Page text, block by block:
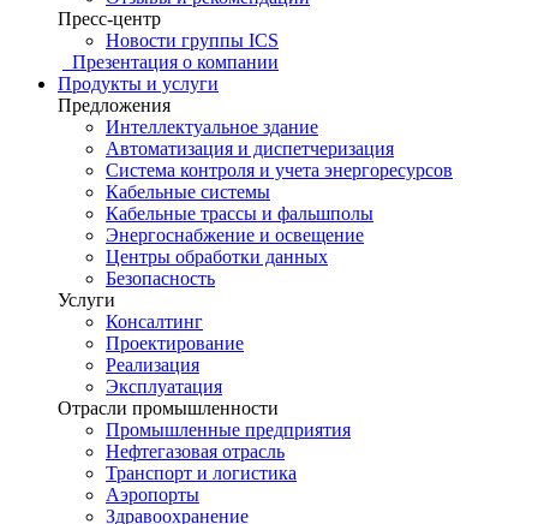
Пресс-центр
Новости группы ICS
Презентация о компании
Продукты и услуги
Предложения
Интеллектуальное здание
Автоматизация и диспетчеризация
Система контроля и учета энергоресурсов
Кабельные системы
Кабельные трассы и фальшполы
Энергоснабжение и освещение
Центры обработки данных
Безопасность
Услуги
Консалтинг
Проектирование
Реализация
Эксплуатация
Отрасли промышленности
Промышленные предприятия
Нефтегазовая отрасль
Транспорт и логистика
Аэропорты
Здравоохранение